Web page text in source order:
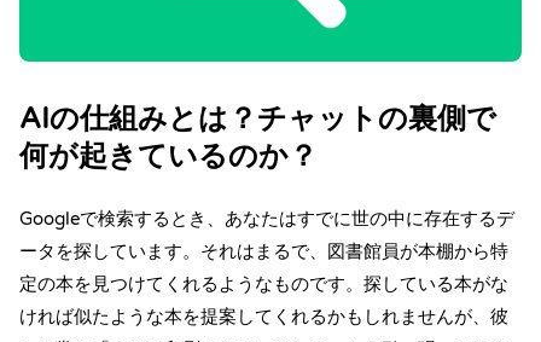
AIの仕組みとは？チャットの裏側で
何が起きているのか？
Googleで検索するとき、あなたはすでに世の中に存在するデ
ータを探しています。それはまるで、図書館員が本棚から特
定の本を見つけてくれるようなものです。探している本がな
ければ似たような本を提案してくれるかもしれませんが、彼